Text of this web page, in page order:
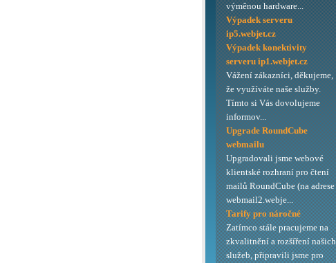
výměnou hardware...
Výpadek serveru
ip5.webjet.cz
Výpadek konektivity
serveru ip1.webjet.cz
Vážení zákazníci, děkujeme,
že využíváte naše služby.
Tímto si Vás dovolujeme
informov...
Upgrade RoundCube
webmailu
Upgradovali jsme webové
klientské rozhraní pro čtení
mailů RoundCube (na adrese
webmail2.webje...
Tarify pro náročné
Zatímco stále pracujeme na
zkvalitnění a rozšíření našich
služeb, připravili jsme pro